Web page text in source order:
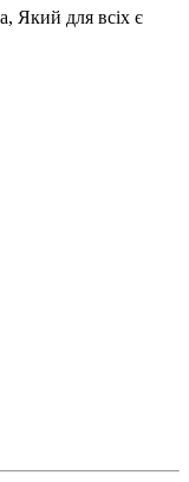
Який для всіх є